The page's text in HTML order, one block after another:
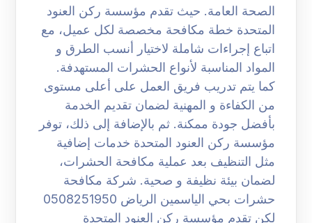
الصحة العامة. حيث تقدم مؤسسة ركن العنود
المتحدة خطة مكافحة مخصصة لكل عميل، مع
اتباع إجراءات شاملة لاختيار أنسب الطرق و
المواد المناسبة لأنواع الحشرات المستهدفة.
كما يتم تدريب فريق العمل على أعلى مستوى
من الكفاءة و المهنية لضمان تقديم الخدمة
بأفضل جودة ممكنة. ثم بالإضافة إلى ذلك، توفر
مؤسسة ركن العنود المتحدة خدمات إضافية
مثل التنظيف بعد عملية مكافحة الحشرات،
لضمان بيئة نظيفة و صحية. شركة مكافحة
حشرات بحي الياسمين الرياض 0508251950
لكن تقدم مؤسسة ركن العنود المتحدة